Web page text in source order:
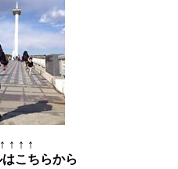
↑ ↑ ↑
こちらから